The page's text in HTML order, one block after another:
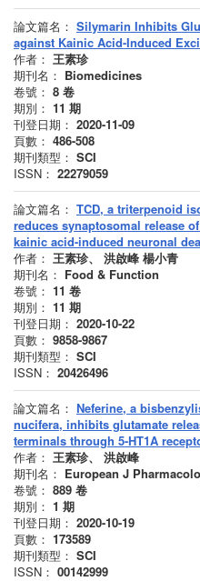
論文篇名： Silymarin Inhibits
against Kainic Acid-Induced
作者： 王素珍
期刊名： Biomedicines
卷號： 8 卷
期別： 11 期
刊登日期： 2020-11-09
頁數： 486-508
期刊類型： SCI
ISSN： 22279059
論文篇名： TCD, a triterpenoid
reduces synaptosomal release
kainic acid-induced neuronal
作者： 王素珍、 洪啟峰 楊小青
期刊名： Food & Function
卷號： 11 卷
期別： 11 期
刊登日期： 2020-10-22
頁數： 9858-9867
期刊類型： SCI
ISSN： 20426496
論文篇名： Neferine, a
nucifera, inhibits glutamate
terminals through 5-HT1A
作者： 王素珍、 洪啟峰
期刊名： European J
卷號： 889 卷
期別： 1 期
刊登日期： 2020-10-19
頁數： 173589
期刊類型： SCI
ISSN： 00142999